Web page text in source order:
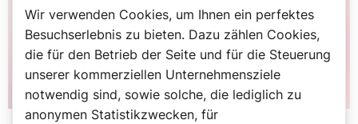
Wir verwenden Cookies, um Ihnen ein perfektes
Besuchserlebnis zu bieten. Dazu zählen Cookies,
die für den Betrieb der Seite und für die Steuerung
unserer kommerziellen Unternehmensziele
notwendig sind, sowie solche, die lediglich zu
anonymen Statistikzwecken, für